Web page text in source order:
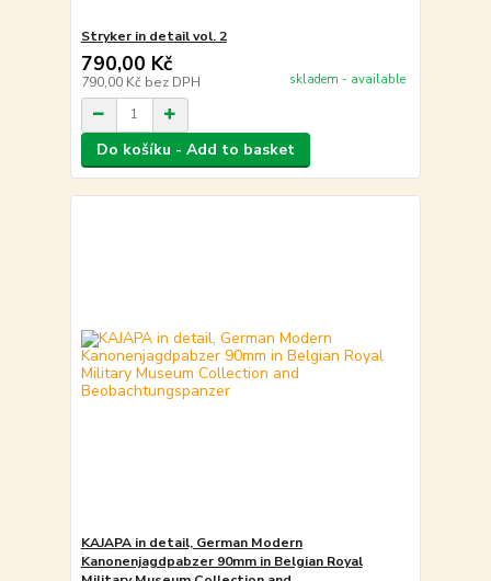
Stryker in detail vol. 2
790,00 Kč
790,00 Kč bez DPH skladem - available
Do košíku - Add to basket
KAJAPA in detail, German Modern
Kanonenjagdpabzer 90mm in Belgian Royal